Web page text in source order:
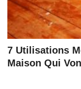
7 Utilisations
Maison Qui